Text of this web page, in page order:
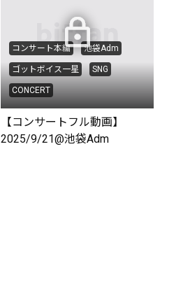
コンサート本編 池袋Adm
ゴットボイス一星 SNG
CONCERT
【コンサートフル動画】
2025/9/21@池袋Adm